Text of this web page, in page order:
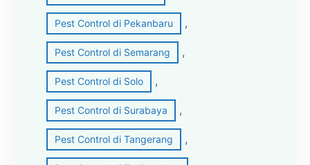
Pest Control di Pekanbaru ,
Pest Control di Semarang ,
Pest Control di Solo ,
Pest Control di Surabaya ,
Pest Control di Tangerang ,